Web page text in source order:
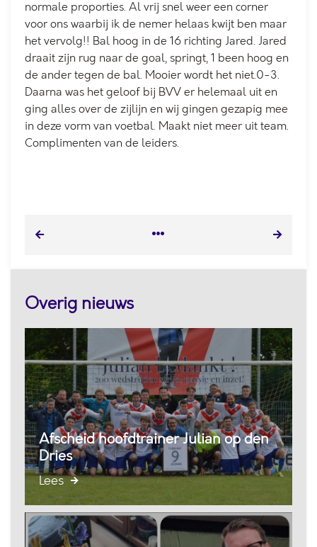
normale proporties. Al vrij snel weer een corner
voor ons waarbij ik de nemer helaas kwijt ben maar
het vervolg!! Bal hoog in de 16 richting Jared. Jared
draait zijn rug naar de goal, springt, 1 been hoog en
de ander tegen de bal. Mooier wordt het niet.0-3.
Daarna was het geloof bij BVV er helemaal uit en
ging alles over de zijlijn en wij gingen gezapig mee
in deze vorm van voetbal. Maakt niet meer uit team.
Complimenten van de leiders.
Overig nieuws
Afscheid hoofdtrainer Julian op den
Dries
Lees